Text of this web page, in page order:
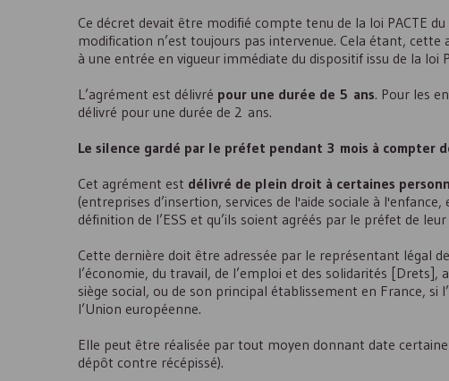
Ce décret devait être modifié compte tenu de la loi PACTE
modification n’est toujours pas intervenue. Cela étant,
à une entrée en vigueur immédiate du dispositif issu de la loi
L’agrément est délivré pour une durée de 5 ans. Pour les
délivré pour une durée de 2 ans.
Le silence gardé par le préfet pendant 3 mois à compter
Cet agrément est délivré de plein droit à certaines
(entreprises d’insertion, services de l'aide sociale à
définition de l’ESS et qu’ils soient agréés par le préfet de leur
Cette dernière doit être adressée par le représentant légal
l’économie, du travail, de l’emploi et des solidarités
siège social, ou de son principal établissement en France,
l’Union européenne.
Elle peut être réalisée par tout moyen donnant date
dépôt contre récépissé).